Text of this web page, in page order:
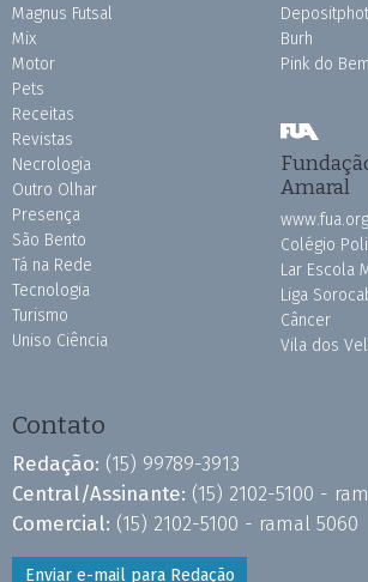
Magnus Futsal
Mix
Motor
Pets
Receitas
Revistas
Necrologia
Outro Olhar
Presença
São Bento
Tá na Rede
Tecnologia
Turismo
Uniso Ciência
Burh
Pink do
Amaral
Colégio
Lar Escola
Liga
Câncer
Vila dos
Contato
Redação: (15) 99789-3913
Central/Assinante: (15) 2102-5100 -
Comercial: (15) 2102-5100 - ramal 5060
Enviar e-mail para Redação